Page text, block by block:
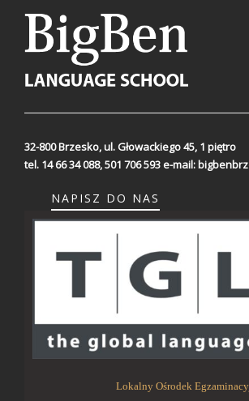
32-800 Brzesko,ul. Głowackiego 45, 1 piętro
tel. 14 66 34 088, 501 706 593 e-mail:
NAPISZ DO NAS
Lokalny Ośrodek